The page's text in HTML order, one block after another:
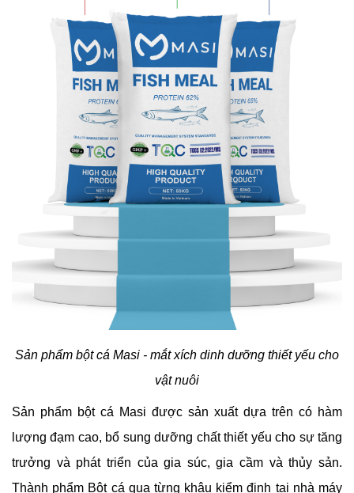
Sản phẩm bột cá Masi - mắt xích dinh dưỡng thiết yếu cho
vật nuôi
Sản phẩm bột cá Masi được sản xuất dựa trên có hàm
lượng đạm cao, bổ sung dưỡng chất thiết yếu cho sự tăng
trưởng và phát triển của gia súc, gia cầm và thủy sản.
Thành phẩm Bột cá qua từng khâu kiểm định tại nhà máy